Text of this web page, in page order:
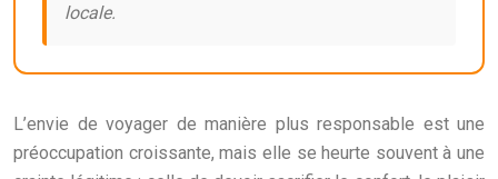
locale.
L’envie de voyager de manière plus responsable est une
préoccupation croissante, mais elle se heurte souvent à une